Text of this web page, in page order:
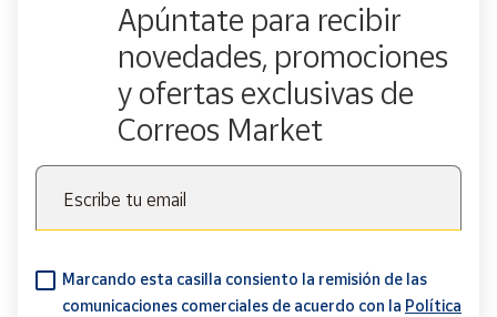
Apúntate para recibir
novedades, promociones
y ofertas exclusivas de
Correos Market
Escribe tu email
Marcando esta casilla consiento la remisión de las
comunicaciones comerciales de acuerdo con la Política